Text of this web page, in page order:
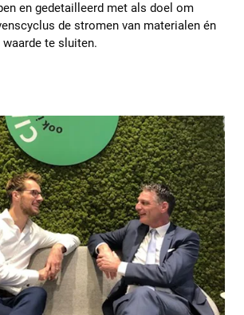
en gedetailleerd met als doel om
de stromen van materialen én
te sluiten.